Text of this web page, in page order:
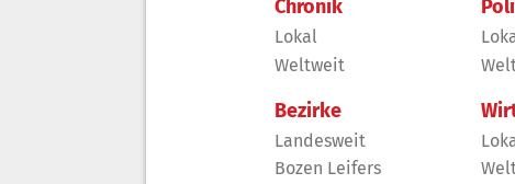
Chronik
Lokal
Weltweit
Bezirke
Landesweit
Bozen Leifers